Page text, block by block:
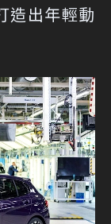
造出年輕動